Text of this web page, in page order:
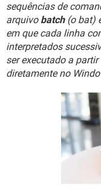
INSTAGRAM
GUIA DE COMPRAS
OUTLOOK
INSTAGRAM
GUIA DE COMPRAS
sequências de
arquivo batch(o bat)
em que cada linha
interpretados
ser executado a
diretamente no